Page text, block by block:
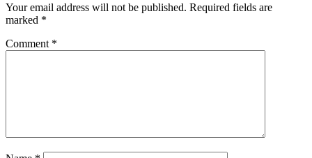
Your email address will not be published. Required fields are
marked *
Comment *